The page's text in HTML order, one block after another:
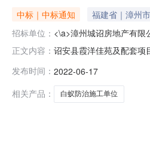
中标｜中标通知 福建省｜漳州
招标单位： <\a>漳州城诏房地产有限
正文内容： 诏安县霞洋佳苑及配套
屋白蚁预防工程施工技术
期限自工程交付使用之日
发布时间： 2022-06-17
相关产品：
白蚁防治施工单位